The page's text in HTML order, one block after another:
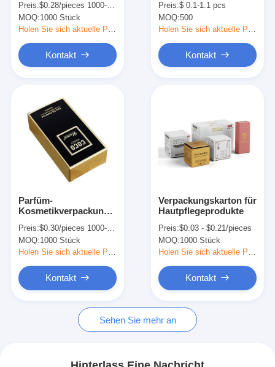
Produkte
Über uns
Werksbesichtigung
Kontaktieren Sie uns
Neuigkeiten
Verpackungskartondruck
Kosmetischer Verpackenkasten
Verpackungskiste
individuell
Preis:$0.28/pieces 1000-4999 pieces
MOQ:1000 Stück
Holen Sie sich aktuelle Preis
Kontakt
Kosmetik Eyeshadow-
Box Verpackung
Preis:$ 0.1-1.1 pcs
MOQ:500
Holen Sie sich aktuelle Preis
Kontakt
Parfüm-
Kosmetikverpackung
Luxusgeschenkverpackungen
Preis:$0.30/pieces 1000-9999 pieces
MOQ:1000 Stück
Holen Sie sich aktuelle Preis
Kontakt
Verpackungskarton für
Hautpflegeprodukte
Preis:$0.03 - $0.21/pieces
MOQ:1000 Stück
Holen Sie sich aktuelle Preis
Kontakt
Sehen Sie mehr an